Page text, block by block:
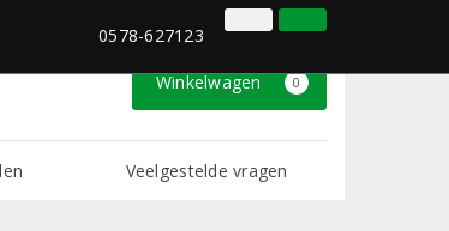
0578-627123 Inloggen Klantenservice
Winkelwagen 0
Veelgestelde vragen
0578-627123